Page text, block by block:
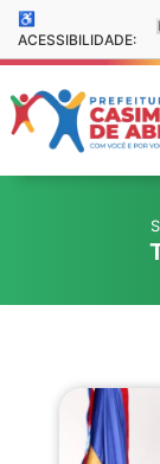
♿
ACESSIBILIDADE: